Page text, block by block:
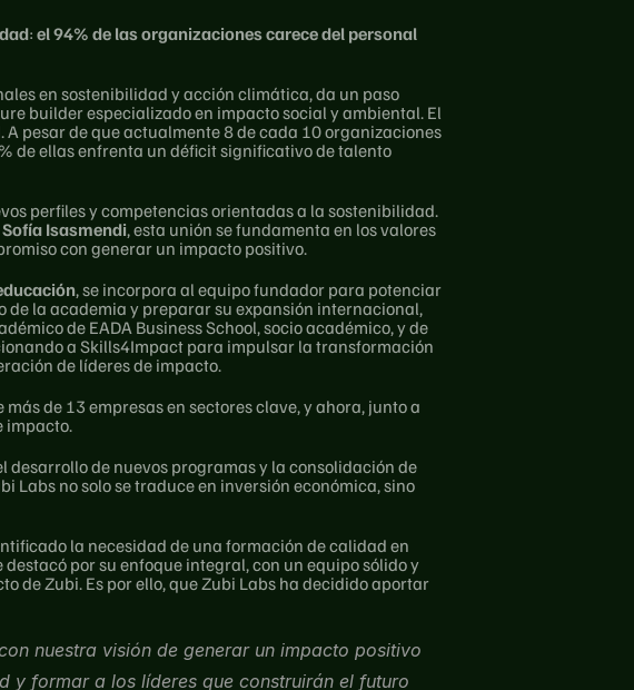
: el 94% de las organizaciones carece del personal
en sostenibilidad y acción climática, da un paso
builder especializado en impacto social y ambiental. El
pesar de que actualmente 8 de cada 10 organizaciones
de ellas enfrenta un déficit significativo de talento
perfiles y competencias orientadas a la sostenibilidad.
Isasmendi, esta unión se fundamenta en los valores
con generar un impacto positivo.
, se incorpora al equipo fundador para potenciar
la academia y preparar su expansión internacional,
de EADA Business School, socio académico, y de
a Skills4Impact para impulsar la transformación
de líderes de impacto.
de 13 empresas en sectores clave, y ahora, junto a
impacto.
desarrollo de nuevos programas y la consolidación de
Labs no solo se traduce en inversión económica, sino
la necesidad de una formación de calidad en
por su enfoque integral, con un equipo sólido y
de Zubi. Es por ello, que Zubi Labs ha decidido aportar
nuestra visión de generar un impacto positivo
y formar a los líderes que construirán el futuro